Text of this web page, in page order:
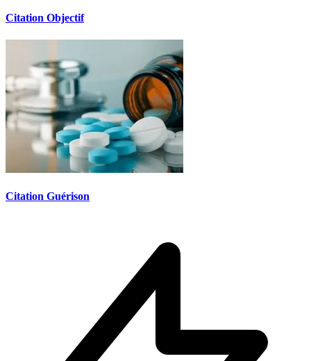
Citation Objectif
Citation Guérison